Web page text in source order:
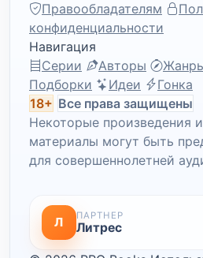
Правообладателям
конфиденциальности
Навигация
Серии
Авторы
Подборки
Идеи
Гонка
18+ Все права защищены
Некоторые произведения
материалы могут быть
для совершеннолетней
Л ПАРТНЕР
Литрес